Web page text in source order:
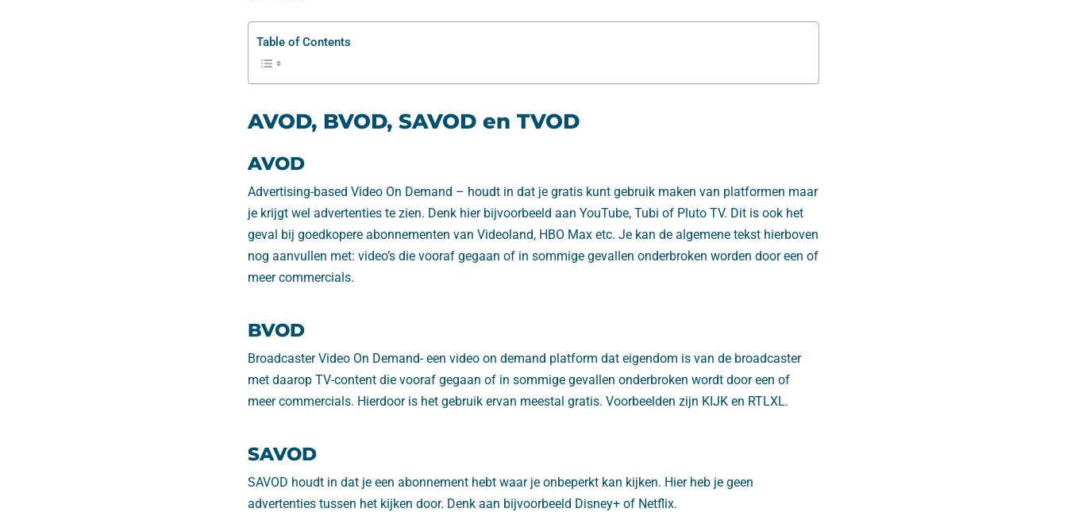
Table of Contents
AVOD, BVOD, SAVOD en TVOD
AVOD
Advertising-based Video On Demand – houdt in dat je gratis kunt gebruik maken van platformen maar
je krijgt wel advertenties te zien. Denk hier bijvoorbeeld aan YouTube, Tubi of Pluto TV. Dit is ook het
geval bij goedkopere abonnementen van Videoland, HBO Max etc. Je kan de algemene tekst hierboven
nog aanvullen met: video’s die vooraf gegaan of in sommige gevallen onderbroken worden door een of
meer commercials.
BVOD
Broadcaster Video On Demand- een video on demand platform dat eigendom is van de broadcaster
met daarop TV-content die vooraf gegaan of in sommige gevallen onderbroken wordt door een of
meer commercials. Hierdoor is het gebruik ervan meestal gratis. Voorbeelden zijn KIJK en RTLXL.
SAVOD
SAVOD houdt in dat je een abonnement hebt waar je onbeperkt kan kijken. Hier heb je geen
advertenties tussen het kijken door. Denk aan bijvoorbeeld Disney+ of Netflix.